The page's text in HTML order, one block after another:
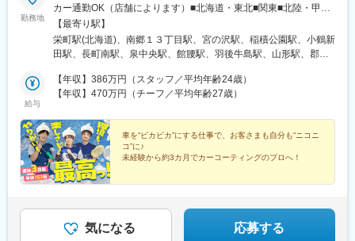
勤務地
カー通勤OK（店舗によります）■北海道・東北■関東■北陸・甲信
越■東海■関西・中国・四国■九州＝＝＝快適な作業環境の整備を
進めています！＝＝＝暑い夏・寒い冬でも快適に作業できるよう
に、断熱対策済みの冷房完備の作業スペースを設けています。今
な作業環境の整備を現在進行中で進めていますので、ぜひご期待
ください！
【最寄り駅】
栄町駅(北海道)、南郷１３丁目駅、宮の沢駅、稲積公園駅、小鶴新
田駅、長町南駅、泉中央駅、館腰駅、羽後牛島駅、山形駅、郡山
中央前橋駅、佐野のわたし駅、新伊勢崎駅、鉄道博物館駅、東大
宮駅、東浦和駅、浦和美園駅、上尾駅、谷塚駅、大袋駅、戸田駅
大前駅、五香駅、北小金駅、新八柱駅、七光台駅、佐倉駅、柏
駅、五井駅、新鎌ケ谷駅、千葉ニュータウン中央駅、有明テニス
の森駅、荏原中延駅、上野毛駅、用賀駅、三鷹台駅、荒川車庫前
駅、新高島平駅、志茂駅、新小岩駅、北八王子駅、新小金井駅、
府中競馬正門前駅、拝島駅、小平駅、福生駅、武蔵砂川駅、高田
野辺駅、平塚駅、香川駅、愛甲石田駅、栄町駅(富山県)、西泉駅、
越前新保駅、竜王駅、長野駅、南松本駅、荒尾駅(岐阜県)、各務原
給与
【年収】386万円（スタッフ／平均年齢24歳）
【年収】470万円（チーフ／平均年齢27歳）
車を“ピカピカ”にする仕事で、お客さまも自分も“ニコニ
コ”に♪
未経験から約3カ月でカーコーティングのプロへ！
気になる 応募する